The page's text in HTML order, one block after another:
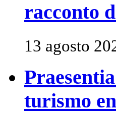
racconto
13 agosto
turismo